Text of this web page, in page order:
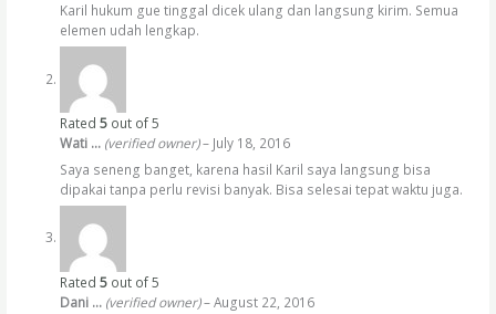
Karil hukum gue tinggal dicek ulang dan langsung kirim. Semua
elemen udah lengkap.
Rated 5out of 5
Wati … (verified owner) – July 18, 2016
Saya seneng banget, karena hasil Karil saya langsung bisa
dipakai tanpa perlu revisi banyak. Bisa selesai tepat waktu juga.
Rated 5out of 5
Dani … (verified owner) – August 22, 2016